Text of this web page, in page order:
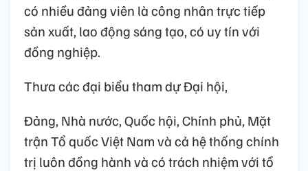
có nhiều đảng viên là công nhân trực tiếp
sản xuất, lao động sáng tạo, có uy tín với
đồng nghiệp.
Thưa các đại biểu tham dự Đại hội,
Đảng, Nhà nước, Quốc hội, Chính phủ, Mặt
trận Tổ quốc Việt Nam và cả hệ thống chính
trị luôn đồng hành và có trách nhiệm với tổ